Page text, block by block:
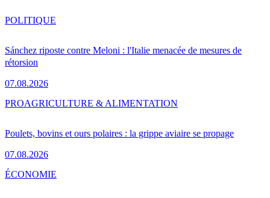
Sánchez riposte contre Meloni : l'Italie menacée de mesures de
rétorsion
07.08.2026
POLITIQUE
Poulets, bovins et ours polaires : la grippe aviaire se propage
07.08.2026
PROAGRICULTURE & ALIMENTATION
ÉCONOMIE